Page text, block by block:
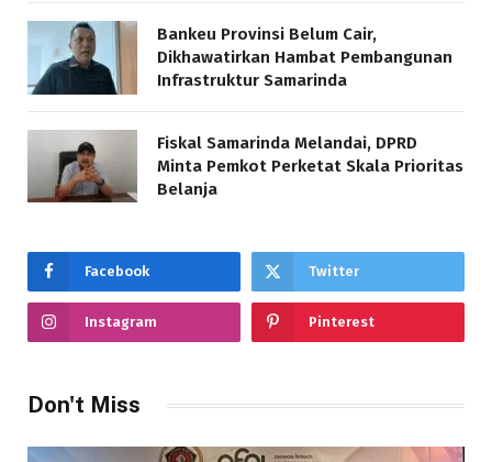
Bankeu Provinsi Belum Cair,
Dikhawatirkan Hambat Pembangunan
Infrastruktur Samarinda
Fiskal Samarinda Melandai, DPRD
Minta Pemkot Perketat Skala Prioritas
Belanja
Facebook Twitter
Instagram Pinterest
Don't Miss